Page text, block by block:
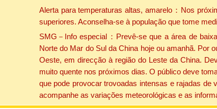
Alerta para temperaturas altas, amarelo：Nos
superiores. Aconselha-se à população que tome
SMG－Info especial：Prevê-se que a área de
Norte do Mar do Sul da China hoje ou amanhã. Por
Oeste, em direcção à região do Leste da China.
muito quente nos próximos dias. O público deve
que pode provocar trovoadas intensas e rajadas de
acompanhe as variações meteorológicas e as